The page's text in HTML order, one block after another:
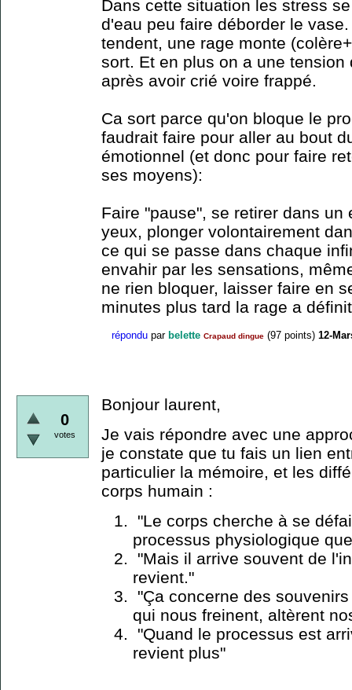
Dans cette situation les stress
d'eau peu faire déborder le
tendent, une rage monte
sort. Et en plus on a une
après avoir crié voire frappé.
Ca sort parce qu'on bloque le
faudrait faire pour aller au bout
émotionnel (et donc pour faire
ses moyens):
Faire "pause", se retirer dans
yeux, plonger volontairement
ce qui se passe dans chaque
envahir par les sensations,
ne rien bloquer, laisser faire en
minutes plus tard la rage a
répondu par belette Crapaud dingue (97 points) 12-
0
votes
Bonjour laurent,
Je vais répondre avec une
je constate que tu fais un lien
particulier la mémoire, et les
corps humain :
"Le corps cherche à se
processus physiologique
"Mais il arrive souvent de
revient."
"Ça concerne des
qui nous freinent, altèrent
"Quand le processus est
revient plus"